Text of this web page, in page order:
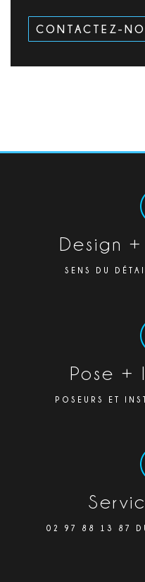
CONTACTEZ-
Design
SENS DU
Pose +
POSEURS ET
02 97 88 13 87